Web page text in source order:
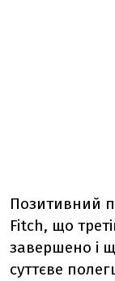
Позитивний
Fitch, що
завершено і
суттєве